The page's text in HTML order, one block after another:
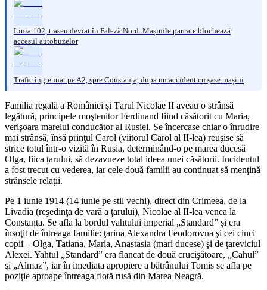
Linia 102, traseu deviat în Faleză Nord. Mașinile parcate blochează
accesul autobuzelor
Trafic îngreunat pe A2, spre Constanța, după un accident cu șase mașini
Familia regală a României și Ţarul Nicolae II aveau o strânsă
legătură, principele moştenitor Ferdinand fiind căsătorit cu Maria,
verişoara marelui conducător al Rusiei. Se încercase chiar o înrudire
mai strânsă, însă prinţul Carol (viitorul Carol al II-lea) reuşise să
strice totul într-o vizită în Rusia, determinând-o pe marea ducesă
Olga, fiica țarului, să dezavueze total ideea unei căsătorii. Incidentul
a fost trecut cu vederea, iar cele două familii au continuat să menţină
strânsele relaţii.
Pe 1 iunie 1914 (14 iunie pe stil vechi), direct din Crimeea, de la
Livadia (reşedinţa de vară a țarului), Nicolae al II-lea venea la
Constanţa. Se afla la bordul yahtului imperial „Standard” și era
însoţit de întreaga familie: ţarina Alexandra Feodorovna şi cei cinci
copii – Olga, Tatiana, Maria, Anastasia (mari ducese) şi de ţareviciul
Alexei. Yahtul „Standard” era flancat de două crucişătoare, „Cahul”
şi „Almaz”, iar în imediata apropiere a bătrânului Tomis se afla pe
poziţie aproape întreaga flotă rusă din Marea Neagră.